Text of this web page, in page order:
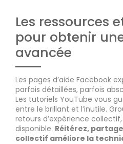
Les ressources
pour obtenir
avancée
Les pages d’aide Facebook
parfois détaillées, parfois
Les tutoriels YouTube vous
entre le brillant et l’inutile.
retours d’expérience
disponible. Réitérez,
collectif améliore la